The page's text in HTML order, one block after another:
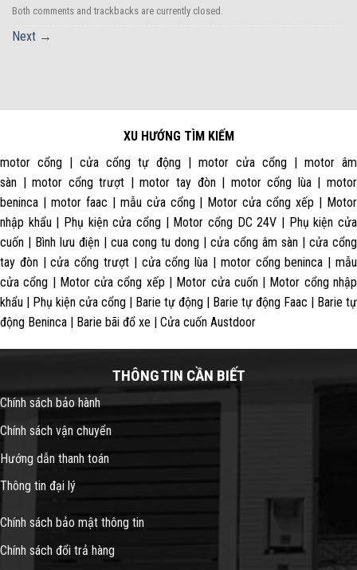
Both comments and trackbacks are currently closed.
Next →
XU HƯỚNG TÌM KIẾM
motor cổng | cửa cổng tự động | motor cửa cổng | motor âm
sàn | motor cổng trượt | motor tay đòn | motor cổng lùa | motor
beninca | motor faac | mẫu cửa cổng | Motor cửa cổng xếp | Motor
nhập khẩu | Phụ kiện cửa cổng | Motor cổng DC 24V | Phụ kiện cửa
cuốn | Bình lưu điện | cua cong tu dong | cửa cổng âm sàn | cửa cổng
tay đòn | cửa cổng trượt | cửa cổng lùa | motor cổng beninca | mẫu
cửa cổng | Motor cửa cổng xếp | Motor cửa cuốn | Motor cổng nhập
khẩu | Phụ kiện cửa cổng | Barie tự động | Barie tự động Faac | Barie tự
động Beninca | Barie bãi đổ xe | Cửa cuốn Austdoor
THÔNG TIN CẦN BIẾT
Chính sách bảo hành
Chính sách vận chuyển
Hướng dẫn thanh toán
Thông tin đại lý
Chính sách bảo mật thông tin
Chính sách đổi trả hàng